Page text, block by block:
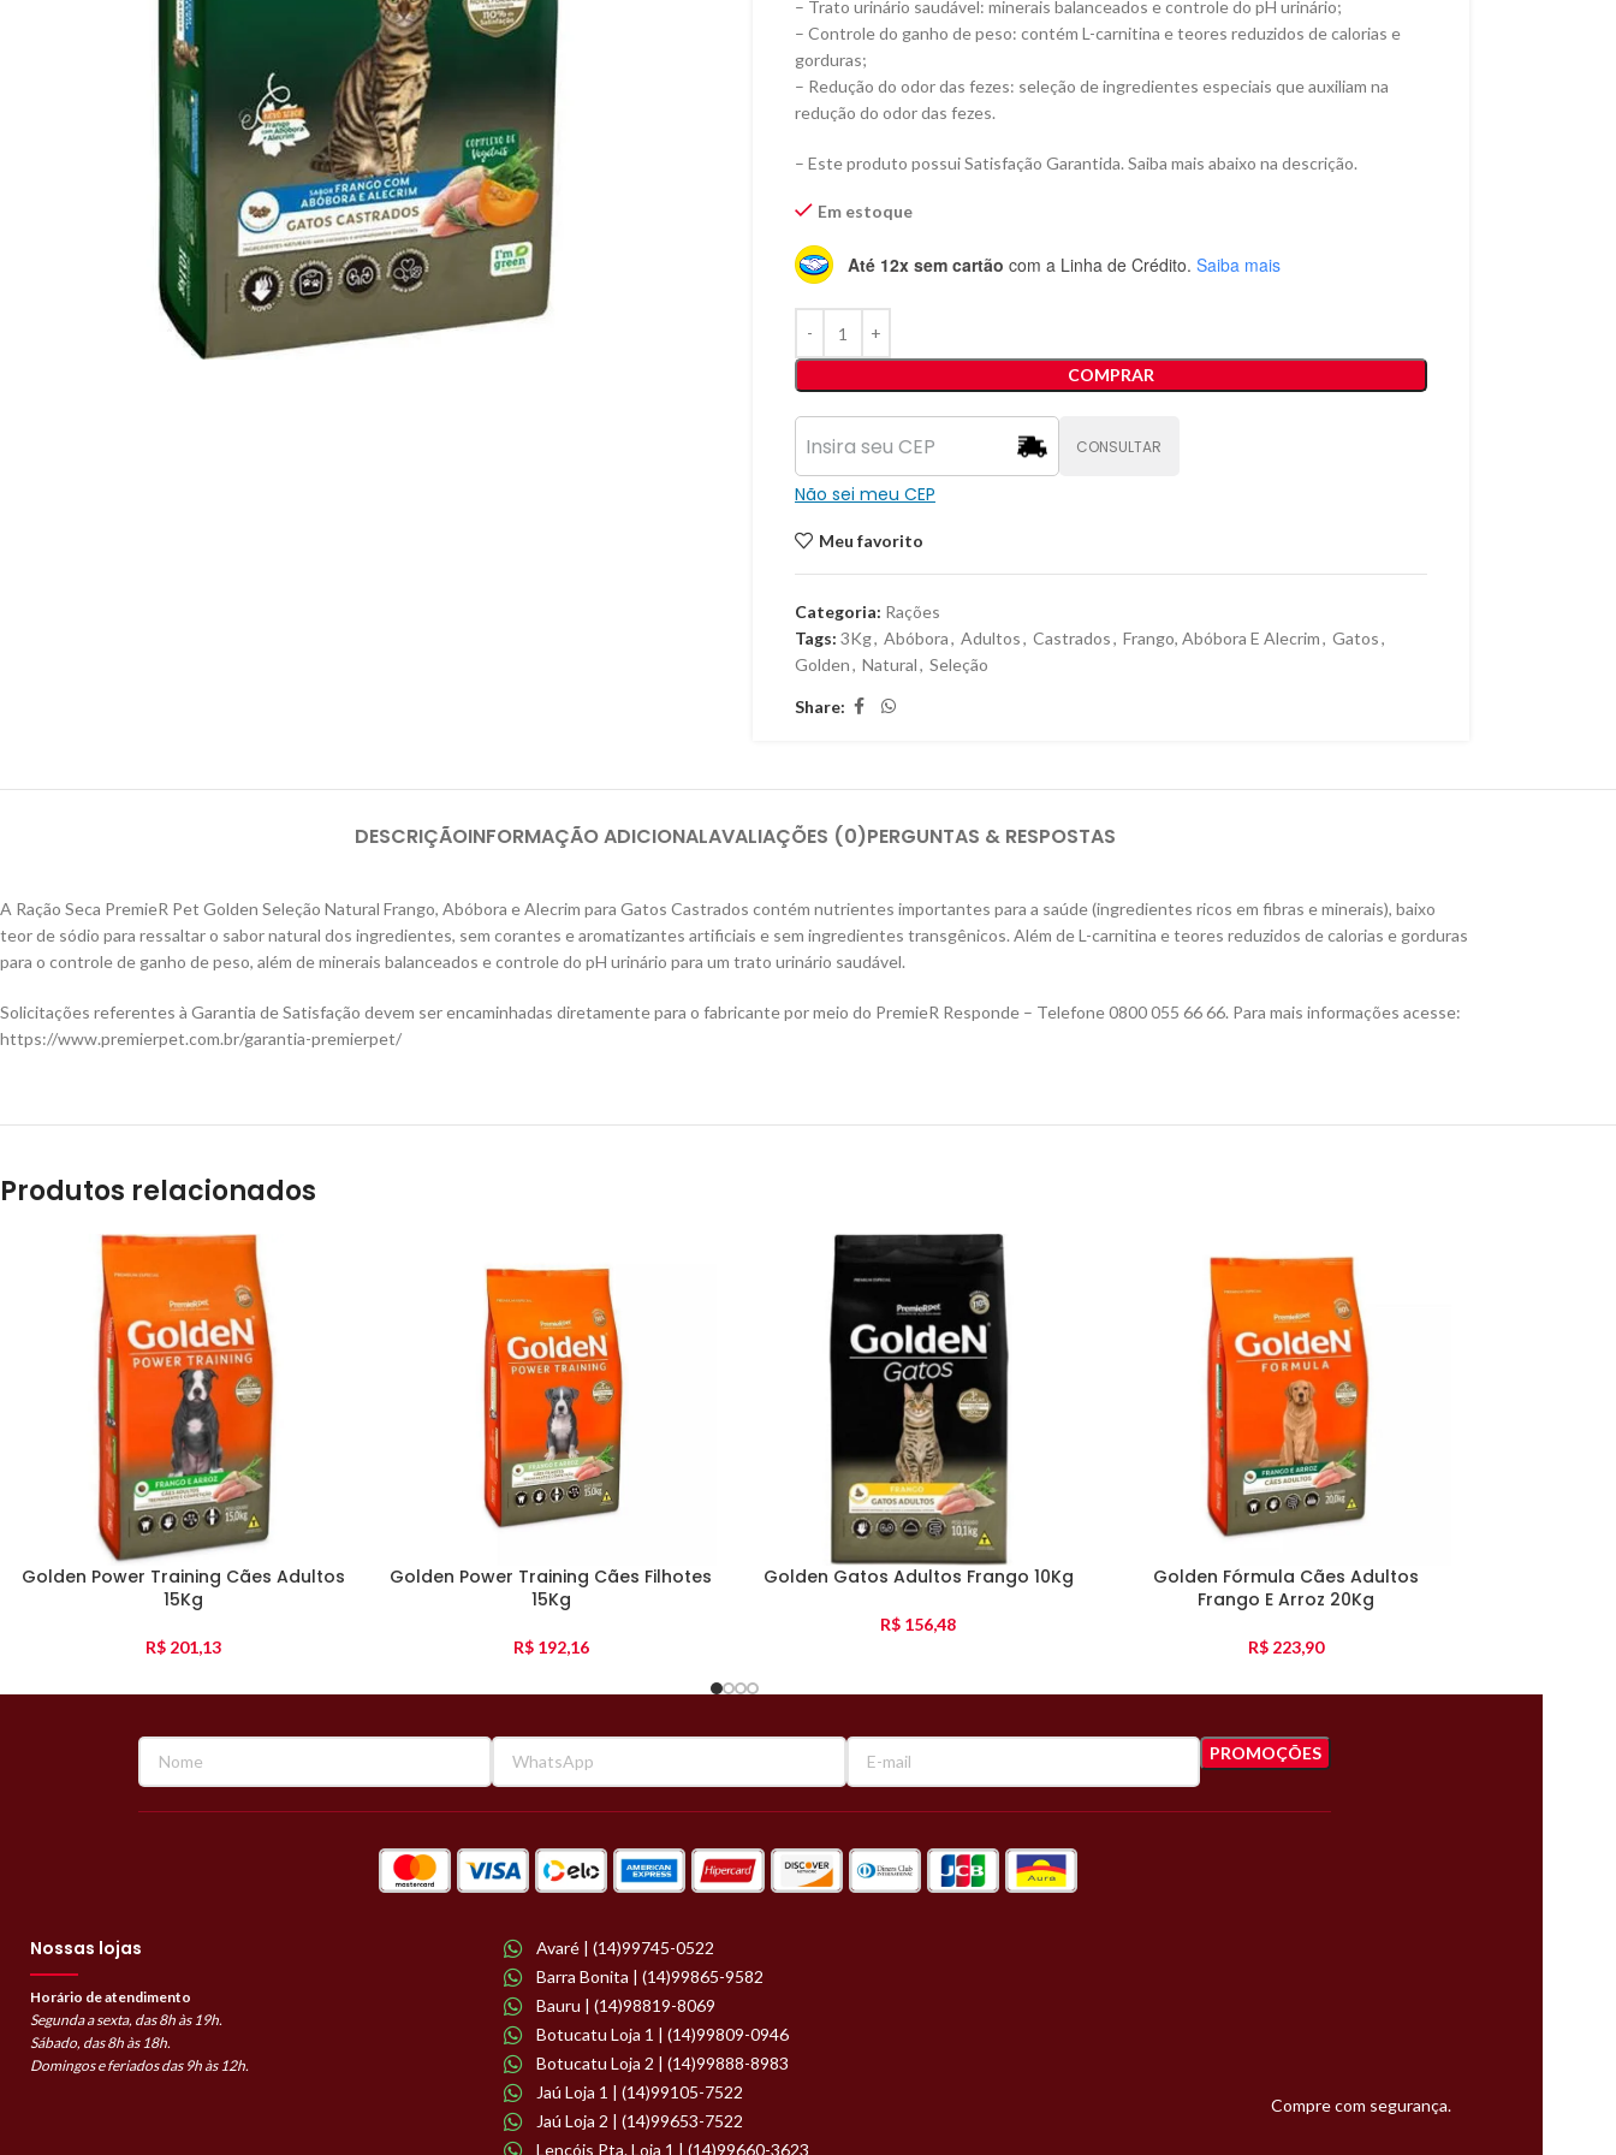
– Trato urinário saudável: minerais balanceados e controle do pH urinário;
– Controle do ganho de peso: contém L-carnitina e teores reduzidos de calorias e
gorduras;
– Redução do odor das fezes: seleção de ingredientes especiais que auxiliam na
redução do odor das fezes.
– Este produto possui Satisfação Garantida. Saiba mais abaixo na descrição.
Em estoque
Até 12x sem cartão com a Linha de Crédito. Saiba mais
COMPRAR
CONSULTAR
Não sei meu CEP
Meu favorito
Categoria: Rações
Tags: 3Kg, Abóbora, Adultos, Castrados, Frango, Abóbora E Alecrim, Gatos,
Golden, Natural, Seleção
Share:
DESCRIÇÃOINFORMAÇÃO ADICIONALAVALIAÇÕES (0)PERGUNTAS & RESPOSTAS
A Ração Seca PremieR Pet Golden Seleção Natural Frango, Abóbora e Alecrim para Gatos Castrados contém nutrientes importantes para a saúde (ingredientes ricos em fibras e minerais), baixo
teor de sódio para ressaltar o sabor natural dos ingredientes, sem corantes e aromatizantes artificiais e sem ingredientes transgênicos. Além de L-carnitina e teores reduzidos de calorias e gorduras
para o controle de ganho de peso, além de minerais balanceados e controle do pH urinário para um trato urinário saudável.
Solicitações referentes à Garantia de Satisfação devem ser encaminhadas diretamente para o fabricante por meio do PremieR Responde – Telefone 0800 055 66 66. Para mais informações acesse:
https://www.premierpet.com.br/garantia-premierpet/
Produtos relacionados
Golden Power Training Cães Adultos
15Kg
R$ 201,13
Golden Power Training Cães Filhotes
15Kg
R$192,16
Golden Gatos Adultos Frango 10Kg
R$ 156,48
Golden Fórmula Cães Adultos
Frango E Arroz 20Kg
R$223,90
Nossas lojas
Horário de atendimento
Segunda a sexta, das 8h às 19h.
Sábado, das 8h às 18h.
Domingos e feriados das 9h às 12h.
Avaré | (14)99745-0522
Barra Bonita | (14)99865-9582
Bauru | (14)98819-8069
Botucatu Loja 1 | (14)99809-0946
Botucatu Loja 2 | (14)99888-8983
Jaú Loja 1 | (14)99105-7522
Jaú Loja 2 | (14)99653-7522
Lençóis Pta. Loja 1 | (14)99660-3623
Compre com segurança.